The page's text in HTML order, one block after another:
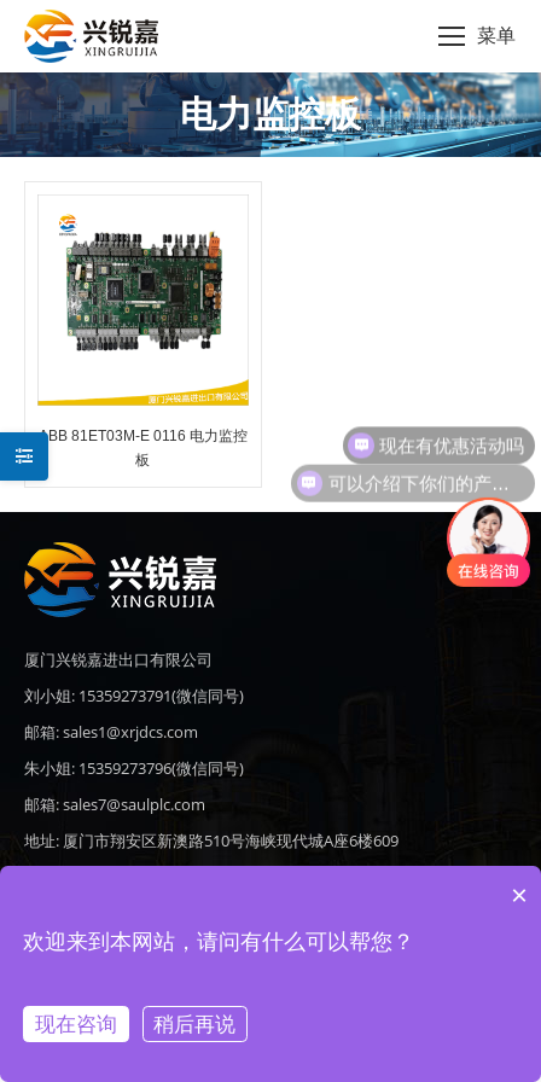
菜单
电力监控板
您的位置：
ABB 81ET03M-E 0116 电力监控
板
厦门兴锐嘉进出口有限公司
刘小姐: 15359273791(微信同号)
邮箱: sales1@xrjdcs.com
朱小姐: 15359273796(微信同号)
邮箱: sales7@saulplc.com
地址: 厦门市翔安区新澳路510号海峡现代城A座6楼609
Copyright © 2020-2026 厦门兴锐嘉进出口有限公司 版权所有 备案号：
现在有优惠活动吗
×
欢迎来到本网站，请问有什么可以帮您？
现在咨询 稍后再说